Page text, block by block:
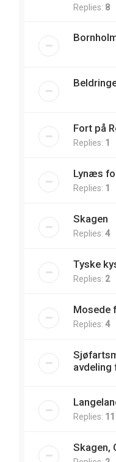
Replies: 8
Fort på
Replies: 1
Lynæs
Replies: 1
Skagen
Replies: 4
Tyske
Replies: 2
Mosede
Replies: 4
avdeling
Replies: 11
Skagen,